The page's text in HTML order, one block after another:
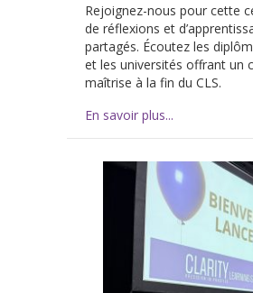
Rejoignez-nous pour cette
de réflexions et
partagés. Écoutez les
et les universités offrant un
maîtrise à la fin du CLS.
En savoir plus...